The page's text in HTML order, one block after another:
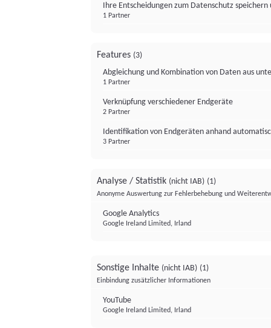
Ihre Entscheidungen zum Datenschutz
1 Partner
Features (3)
Abgleichung und Kombination von Daten aus
1 Partner
Verknüpfung verschiedener Endgeräte
2 Partner
Identifikation von Endgeräten anhand
3 Partner
Analyse / Statistik (nicht IAB) (1)
Anonyme Auswertung zur Fehlerbehebung und
Google Analytics
Google Ireland Limited, Irland
Sonstige Inhalte (nicht IAB) (1)
Einbindung zusätzlicher Informationen
YouTube
Google Ireland Limited, Irland